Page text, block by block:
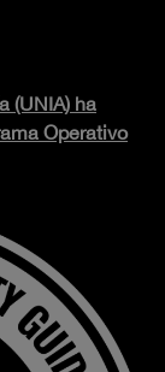
(UNIA) ha
Operativo